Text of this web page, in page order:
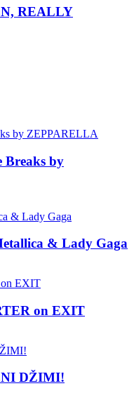
REALLY
Breaks by
& Lady Gaga
on EXIT
DŽIMI!